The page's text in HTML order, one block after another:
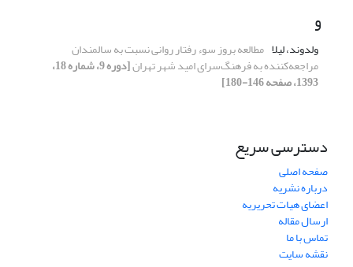
و
ولدوند، لیلا مطالعه بروز سوء رفتار روانی نسبت به سالمندان
مراجعه‌کننده به فرهنگ‌سرای امید شهر تهران [دوره 9، شماره 18،
1393، صفحه 146-180]
دسترسی سریع
صفحه اصلی
درباره نشریه
اعضای هیات تحریریه
ارسال مقاله
تماس با ما
نقشه سایت